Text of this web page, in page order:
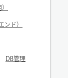
ンド）
DB管理